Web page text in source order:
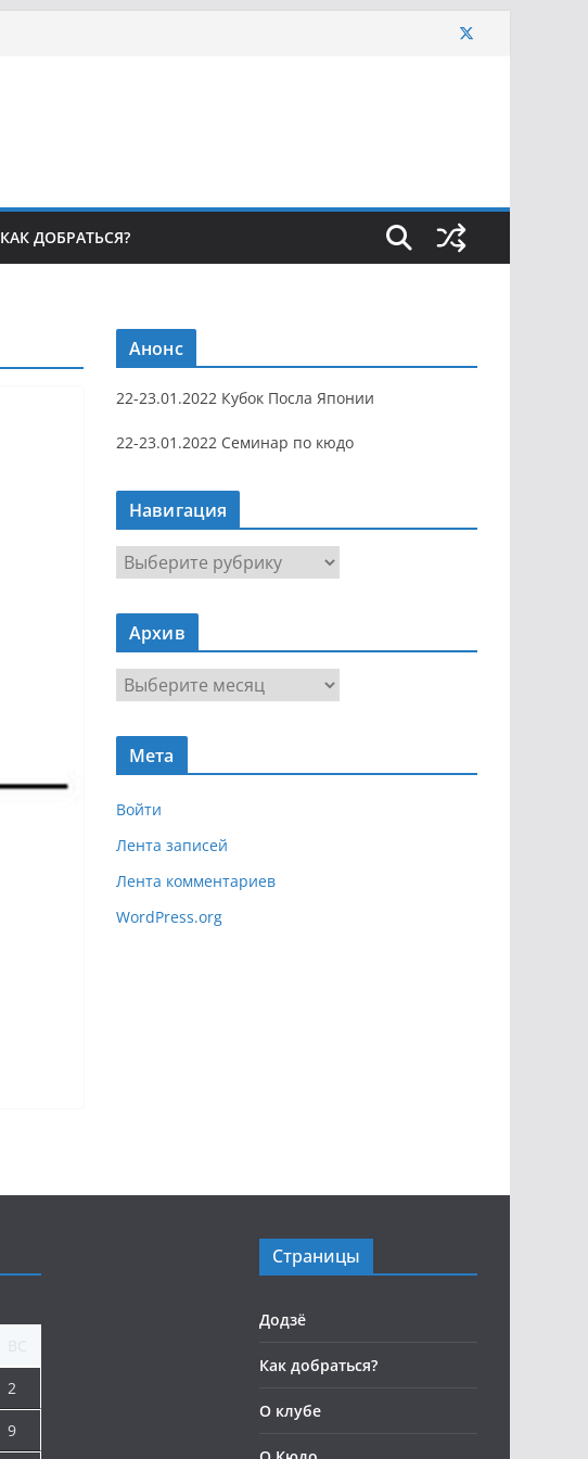
КАК ДОБРАТЬСЯ?
Анонс
22-23.01.2022 Кубок Посла Японии
22-23.01.2022 Семинар по кюдо
Навигация
Н
а
в
г
я
Архив
р
х
Мета
Войти
Лента записей
Лента комментариев
WordPress.org
2
9
Страницы
Додзё
Как добраться?
О клубе